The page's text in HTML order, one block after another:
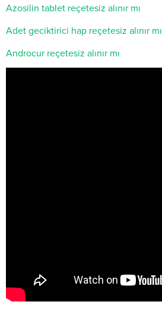
Azosilin tablet reçetesiz alınır mı
Adet geciktirici hap reçetesiz alınır mı
Androcur reçetesiz alınır mı